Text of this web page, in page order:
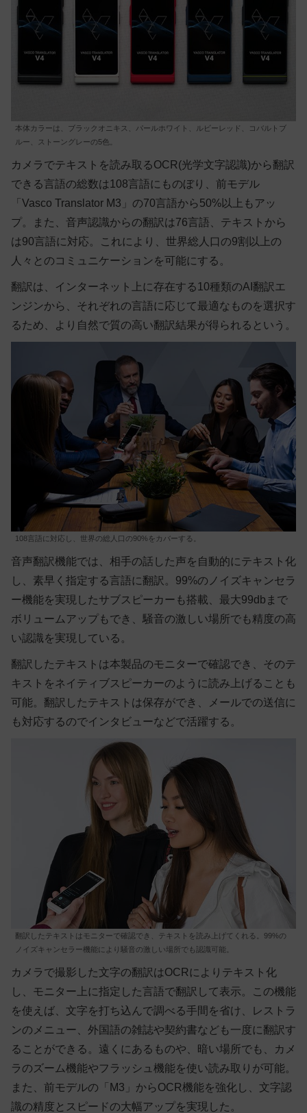
本体カラーは、ブラックオニキス、パールホワイト、ルビーレッド、コバルトブ
ルー、ストーングレーの5色。
カメラでテキストを読み取るOCR(光学文字認識)から翻訳
できる言語の総数は108言語にものぼり、前モデル
「Vasco Translator M3」の70言語から50%以上もアッ
プ。また、音声認識からの翻訳は76言語、テキストから
は90言語に対応。これにより、世界総人口の9割以上の
人々とのコミュニケーションを可能にする。
翻訳は、インターネット上に存在する10種類のAI翻訳エ
ンジンから、それぞれの言語に応じて最適なものを選択す
るため、より自然で質の高い翻訳結果が得られるという。
108言語に対応し、世界の総人口の90%をカバーする。
音声翻訳機能では、相手の話した声を自動的にテキスト化
し、素早く指定する言語に翻訳。99%のノイズキャンセラ
ー機能を実現したサブスピーカーも搭載、最大99dbまで
ボリュームアップもでき、騒音の激しい場所でも精度の高
い認識を実現している。
翻訳したテキストは本製品のモニターで確認でき、そのテ
キストをネイティブスピーカーのように読み上げることも
可能。翻訳したテキストは保存ができ、メールでの送信に
も対応するのでインタビューなどで活躍する。
翻訳したテキストはモニターで確認でき、テキストを読み上げてくれる。99%の
ノイズキャンセラー機能により騒音の激しい場所でも認識可能。
カメラで撮影した文字の翻訳はOCRによりテキスト化
し、モニター上に指定した言語で翻訳して表示。この機能
を使えば、文字を打ち込んで調べる手間を省け、レストラ
ンのメニュー、外国語の雑誌や契約書なども一度に翻訳す
ることができる。遠くにあるものや、暗い場所でも、カメ
ラのズーム機能やフラッシュ機能を使い読み取りが可能。
また、前モデルの「M3」からOCR機能を強化し、文字認
識の精度とスピードの大幅アップを実現した。